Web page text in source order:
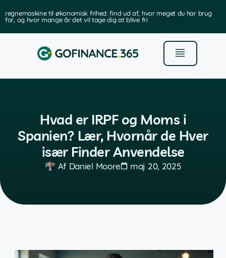
regnemaskine til økonomisk frihed: find ud af, hvor meget du har brug
for, og hvor mange år det vil tage dig at blive fri
Hvad er IRPF og Moms i
Spanien? Lær, Hvornår de Hver
især Finder Anvendelse
AfDaniel Moore maj 20, 2025